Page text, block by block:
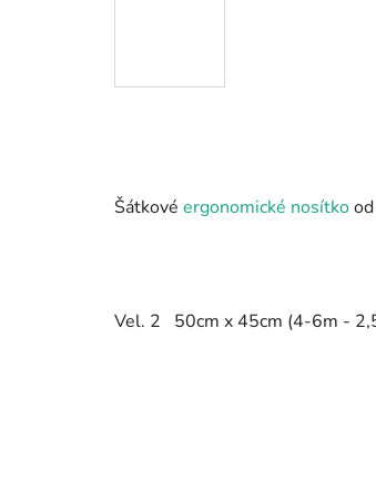
Šátkové ergonomické nosítko
Vel. 2 50cm x 45cm (4-6m -